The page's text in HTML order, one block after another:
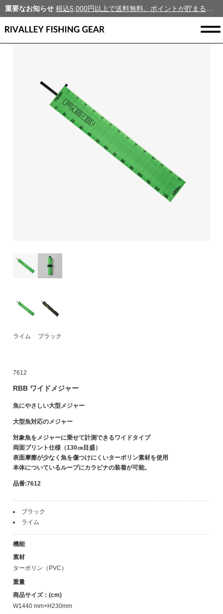
重要なお知らせ 税込5,000円以上で送料無料。ポイントが貯まる、新規会員募集中！
ライム ブラック
7612
RBB ワイドメジャー
魚にやさしい大型メジャー
大型魚対応のメジャー
対象魚をメジャーに乗せて計測できるワイドタイプ
両面プリント仕様（130㎝目盛）
表面摩擦が少なく魚を傷つけにくいターポリン素材を使用
本体についているループにカラビナの装着が可能。
品番:7612
ブラック
ライム
機能
素材
ターポリン（PVC）
重量
商品サイズ：(cm)
W1440 mm×H230mm